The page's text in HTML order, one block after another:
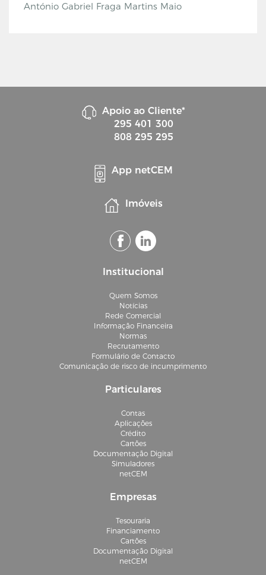
António Gabriel Fraga Martins Maio
Apoio ao Cliente*
295 401 300
808 295 295
App netCEM
Imóveis
Institucional
Quem Somos
Notícias
Rede Comercial
Informação Financeira
Normas
Recrutamento
Formulário de Contacto
Comunicação de risco de incumprimento
Particulares
Contas
Aplicações
Crédito
Cartões
Documentação Digital
Simuladores
netCEM
Empresas
Tesouraria
Financiamento
Cartões
Documentação Digital
netCEM